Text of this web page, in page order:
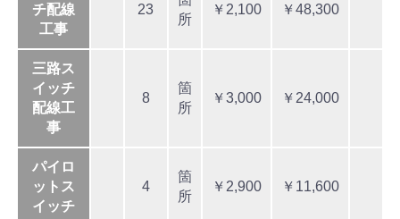
チ配線
工事
23
所
￥2,100 ￥48,300
三路ス
イッチ
配線工
事
8
箇
所
￥3,000 ￥24,000
パイロ
ットス
イッチ
4
箇
所
￥2,900 ￥11,600